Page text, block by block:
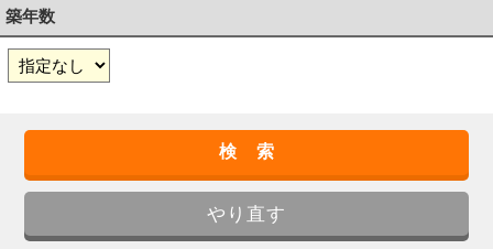
築年数